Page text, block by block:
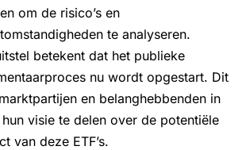
om de risico’s en
te analyseren.
betekent dat het publieke
nu wordt opgestart. Dit
en belanghebbenden in
hun visie te delen over de potentiële
van deze ETF’s.